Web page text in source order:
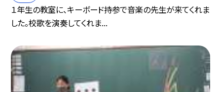
１年生の教室に、キーボード持参で音楽の先生が来てくれま
した。校歌を演奏してくれま...